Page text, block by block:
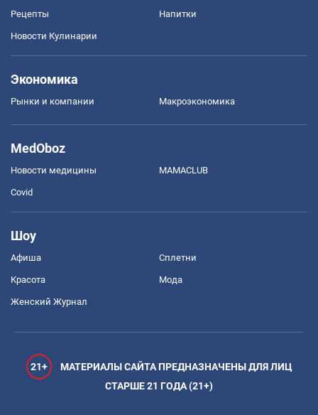
Рецепты Напитки
Новости Кулинарии
Экономика
Рынки и компании Mакроэкономика
MedOboz
Новости медицины MAMACLUB
Covid
Шоу
Афиша Сплетни
Красота Мода
Женский Журнал
21+
МАТЕРИАЛЫ САЙТА ПРЕДНАЗНАЧЕНЫ ДЛЯ ЛИЦ
СТАРШЕ 21 ГОДА (21+)